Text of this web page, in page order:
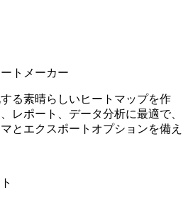
トメーカー
る素晴らしいヒートマップを作
レポート、データ分析に最適で、
とエクスポートオプションを備え